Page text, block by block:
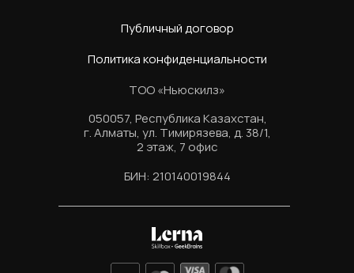
Публичный договор
Политика конфиденциальности
ТОО «Ньюскилз»
050057, Республика Казахстан,
г. Алматы, ул. Тимирязева, д. 38/1,
2 этаж, 7 офис
БИН: 210140019844